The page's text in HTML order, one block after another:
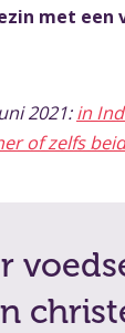
met een
2021:in
of zelfs